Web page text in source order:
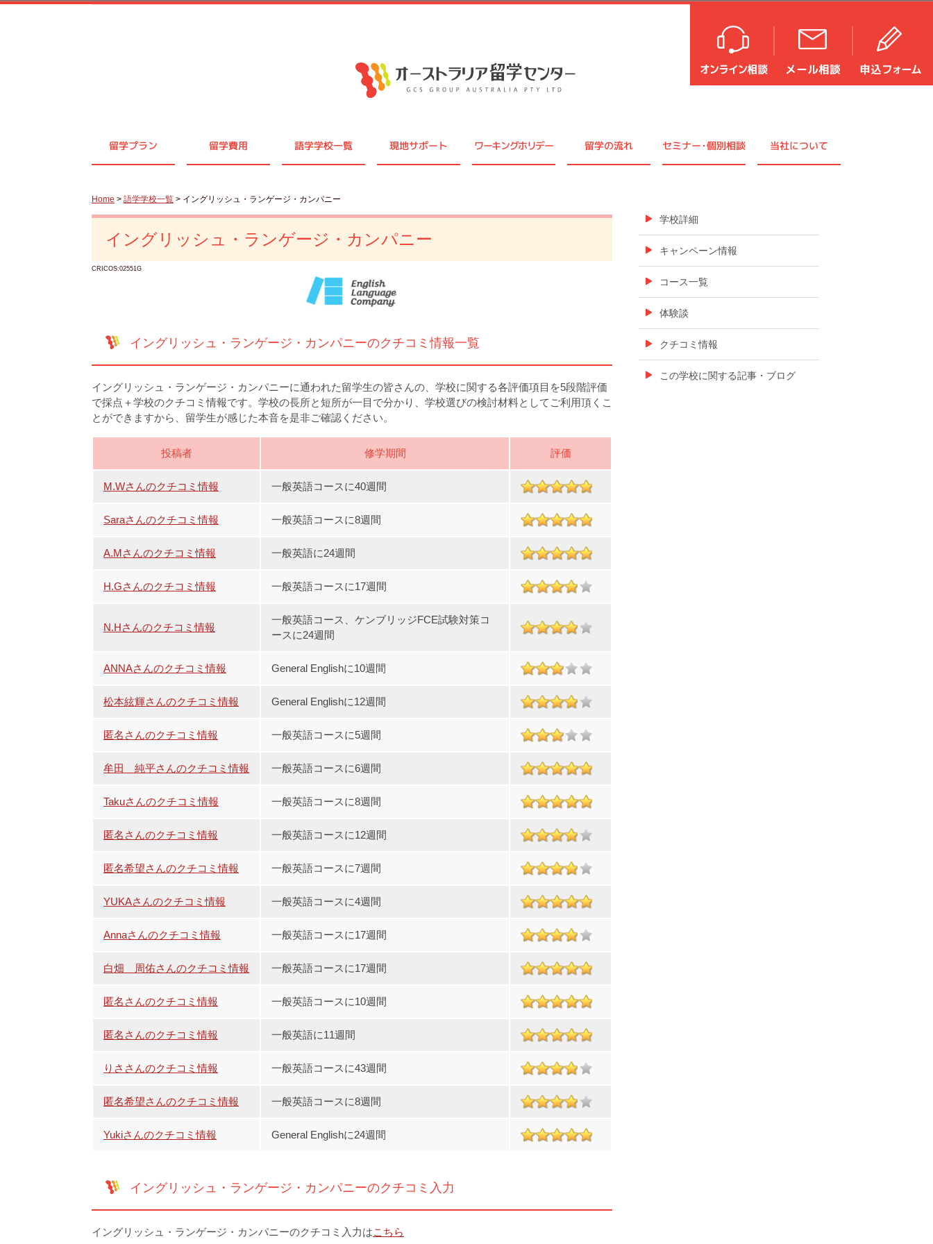
留学プラン 留学費用 語学学校一覧 現地サポート ワーキングホリデー 留学の流れ セミナー・個別相談 当社について
Home > 語学学校一覧 > イングリッシュ・ランゲージ・カンパニー
イングリッシュ・ランゲージ・カンパニー
CRICOS:02551G
イングリッシュ・ランゲージ・カンパニーのクチコミ情報一覧
イングリッシュ・ランゲージ・カンパニーに通われた留学生の皆さんの、学校に関する各評価項目を5段階評価
で採点＋学校のクチコミ情報です。学校の長所と短所が一目で分かり、学校選びの検討材料としてご利用頂くこ
とができますから、留学生が感じた本音を是非ご確認ください。
投稿者 修学期間 評価
M.Wさんのクチコミ情報 一般英語コースに40週間
Saraさんのクチコミ情報 一般英語コースに8週間
A.Mさんのクチコミ情報 一般英語に24週間
H.Gさんのクチコミ情報 一般英語コースに17週間
N.Hさんのクチコミ情報
一般英語コース、ケンブリッジFCE試験対策コ
ースに24週間
ANNAさんのクチコミ情報 General Englishに10週間
松本絃輝さんのクチコミ情報 General Englishに12週間
匿名さんのクチコミ情報 一般英語コースに5週間
牟田 純平さんのクチコミ情報 一般英語コースに6週間
Takuさんのクチコミ情報 一般英語コースに8週間
匿名さんのクチコミ情報 一般英語コースに12週間
匿名希望さんのクチコミ情報 一般英語コースに7週間
YUKAさんのクチコミ情報 一般英語コースに4週間
Annaさんのクチコミ情報 一般英語コースに17週間
白畑 周佑さんのクチコミ情報 一般英語コースに17週間
匿名さんのクチコミ情報 一般英語コースに10週間
匿名さんのクチコミ情報 一般英語に11週間
りささんのクチコミ情報 一般英語コースに43週間
匿名希望さんのクチコミ情報 一般英語コースに8週間
Yukiさんのクチコミ情報 General Englishに24週間
イングリッシュ・ランゲージ・カンパニーのクチコミ入力
イングリッシュ・ランゲージ・カンパニーのクチコミ入力はこちら
学校詳細
キャンペーン情報
コース一覧
体験談
クチコミ情報
この学校に関する記事・ブログ